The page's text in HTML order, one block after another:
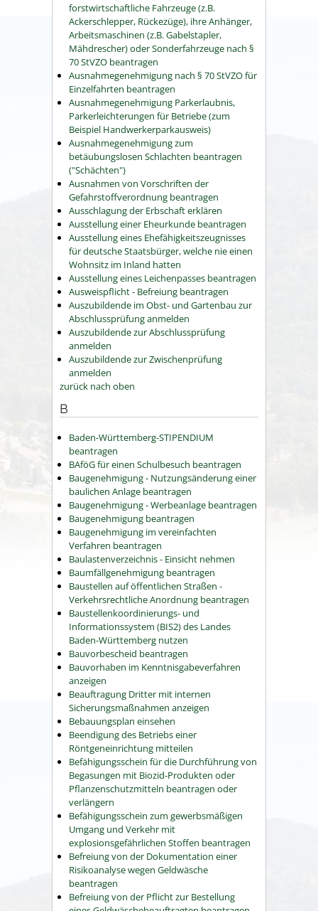
forstwirtschaftliche Fahrzeuge (z.B.
Ackerschlepper, Rückezüge), ihre Anhänger,
Arbeitsmaschinen (z.B. Gabelstapler,
Mähdrescher) oder Sonderfahrzeuge nach §
70 StVZO beantragen
Ausnahmegenehmigung nach § 70 StVZO für
Einzelfahrten beantragen
Ausnahmegenehmigung Parkerlaubnis,
Parkerleichterungen für Betriebe (zum
Beispiel Handwerkerparkausweis)
Ausnahmegenehmigung zum
betäubungslosen Schlachten beantragen
("Schächten")
Ausnahmen von Vorschriften der
Gefahrstoffverordnung beantragen
Ausschlagung der Erbschaft erklären
Ausstellung einer Eheurkunde beantragen
Ausstellung eines Ehefähigkeitszeugnisses
für deutsche Staatsbürger, welche nie einen
Wohnsitz im Inland hatten
Ausstellung eines Leichenpasses beantragen
Ausweispflicht - Befreiung beantragen
Auszubildende im Obst- und Gartenbau zur
Abschlussprüfung anmelden
Auszubildende zur Abschlussprüfung
anmelden
Auszubildende zur Zwischenprüfung
anmelden
zurück nach oben
B
Baden-Württemberg-STIPENDIUM
beantragen
BAföG für einen Schulbesuch beantragen
Baugenehmigung - Nutzungsänderung einer
baulichen Anlage beantragen
Baugenehmigung - Werbeanlage beantragen
Baugenehmigung beantragen
Baugenehmigung im vereinfachten
Verfahren beantragen
Baulastenverzeichnis - Einsicht nehmen
Baumfällgenehmigung beantragen
Baustellen auf öffentlichen Straßen -
Verkehrsrechtliche Anordnung beantragen
Baustellenkoordinierungs- und
Informationssystem (BIS2) des Landes
Baden-Württemberg nutzen
Bauvorbescheid beantragen
Bauvorhaben im Kenntnisgabeverfahren
anzeigen
Beauftragung Dritter mit internen
Sicherungsmaßnahmen anzeigen
Bebauungsplan einsehen
Beendigung des Betriebs einer
Röntgeneinrichtung mitteilen
Befähigungsschein für die Durchführung von
Begasungen mit Biozid-Produkten oder
Pflanzenschutzmitteln beantragen oder
verlängern
Befähigungsschein zum gewerbsmäßigen
Umgang und Verkehr mit
explosionsgefährlichen Stoffen beantragen
Befreiung von der Dokumentation einer
Risikoanalyse wegen Geldwäsche
beantragen
Befreiung von der Pflicht zur Bestellung